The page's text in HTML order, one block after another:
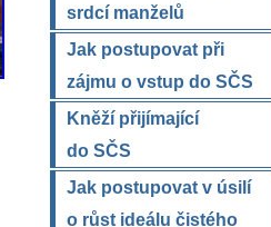
srdcí manželů
Jak postupovat při
zájmu o vstup do SČS
Kněží přijímající
do SČS
Jak postupovat v úsilí
o růst ideálu čistého